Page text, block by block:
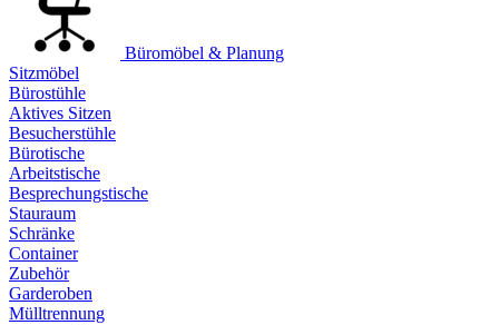
Büromöbel & Planung
Sitzmöbel
Bürostühle
Aktives Sitzen
Besucherstühle
Bürotische
Arbeitstische
Besprechungstische
Stauraum
Schränke
Container
Zubehör
Garderoben
Mülltrennung